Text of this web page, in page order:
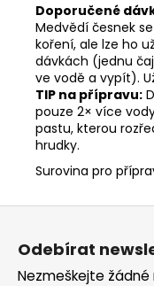
Doporučené
Medvědí česnek
koření, ale lze ho
dávkách (jednu
ve vodě a vypít).
TIP na přípravu:
pouze 2× více
pastu, kterou
hrudky.
Surovina pro
Z
Odebírat
Nezmeškejte žádné